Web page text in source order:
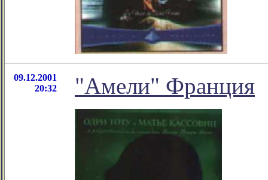
09.12.2001
20:32
"Амели" Франция